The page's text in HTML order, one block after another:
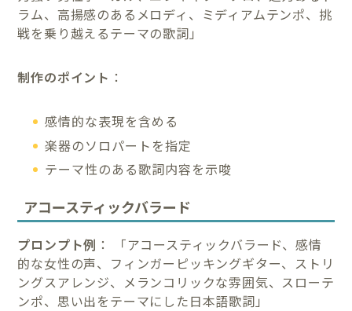
ラム、高揚感のあるメロディ、ミディアムテンポ、挑
戦を乗り越えるテーマの歌詞」
制作のポイント ：
感情的な表現を含める
楽器のソロパートを指定
テーマ性のある歌詞内容を示唆
アコースティックバラード
プロンプト例 ： 「アコースティックバラード、感情
的な女性の声、フィンガーピッキングギター、ストリ
ングスアレンジ、メランコリックな雰囲気、スローテ
ンポ、思い出をテーマにした日本語歌詞」